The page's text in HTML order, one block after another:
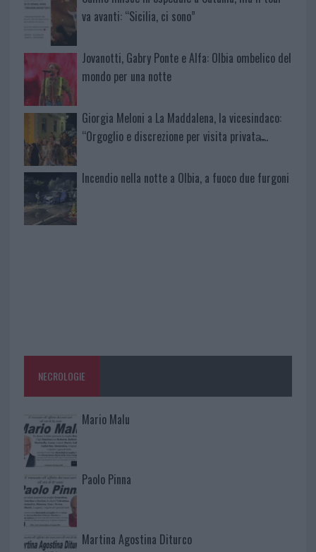
va avanti: “Sicilia, ci sono”
Jovanotti, Gabry Ponte e Alfa: Olbia ombelico del
mondo per una notte
Giorgia Meloni a La Maddalena, la vicesindaco:
“Orgoglio e discrezione per visita privata̶…
Incendio nella notte a Olbia, a fuoco due furgoni
NECROLOGIE
Mario Malu
Paolo Pinna
Martina Agostina Diturco